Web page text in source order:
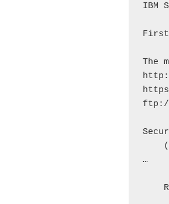
IBM
First
The
ftp://
…